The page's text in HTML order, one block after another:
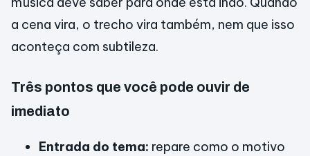
a cena vira, o trecho vira também, nem que isso
aconteça com subtileza.
Três pontos que você pode ouvir de
imediato
Entrada do tema: repare como o motivo